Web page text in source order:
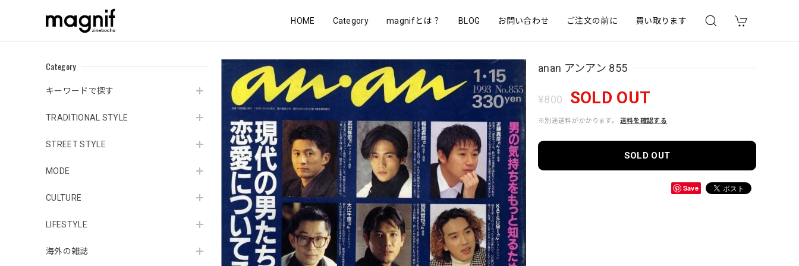
HOME Category magnifとは？ BLOG お問い合わせ ご注文の前に 買い取ります
Category
キーワードで探す
TRADITIONAL STYLE
STREET STYLE
MODE
CULTURE
LIFESTYLE
海外の雑誌
anan アンアン 855
¥800 SOLD OUT
※別途送料がかかります。 送料を確認する
SOLD OUT
Save